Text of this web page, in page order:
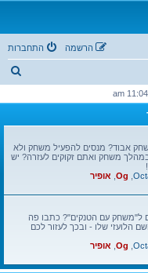
התחברות הרשמה
ו
אבוד? מנסים להפעיל משחק ולא
משחק ואתם זקוקים לעזרה? יש
Og אופיר
ל"משחק עם הטנקים"? כתבו פה
הלועזי שלו - ובכך לעזור לכם
Og אופיר